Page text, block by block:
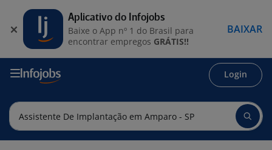
Login
Aplicativo do Infojobs
Baixe o App nº 1 do Brasil para
encontrar empregos GRÁTIS!!
BAIXAR